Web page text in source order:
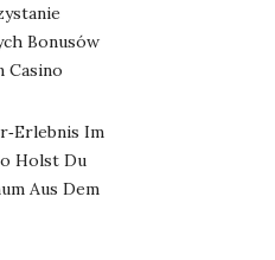
Bonusów
Casino
Im
Holst Du
Aus Dem